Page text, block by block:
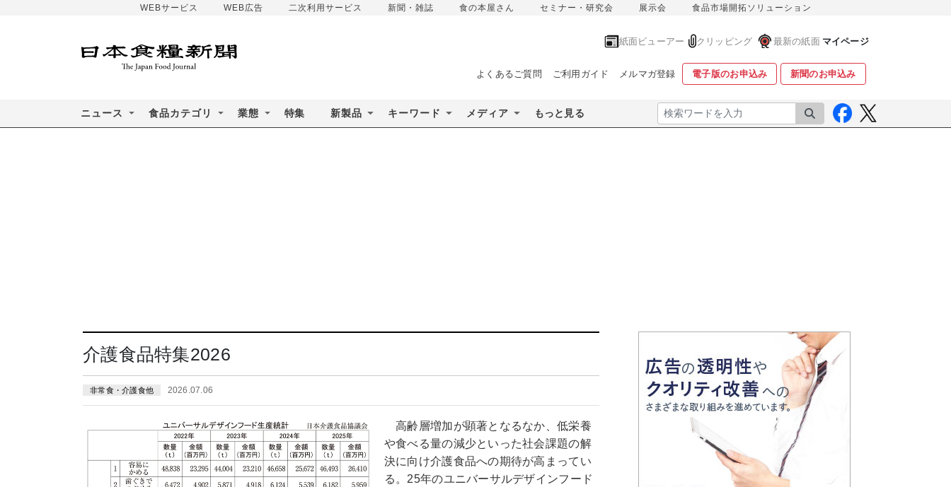
WEBサービス WEB広告 二次利用サービス 新聞・雑誌 食の本屋さん セミナー・研究会 展示会 食品市場開拓ソリューション
紙面ビューアー クリッピング 最新の紙面 マイページ
よくあるご質問 ご利用ガイド メルマガ登録 電子版のお申込み 新聞のお申込み
ニュース 食品カテゴリ 業態 特集 新製品 キーワード メディア もっと見る 検索
介護食品特集2026
非常食・介護食他 2026.07.06
高齢層増加が顕著となるなか、低栄養
や食べる量の減少といった社会課題の解
決に向け介護食品への期待が高まってい
る。25年のユニバーサルデザインフード